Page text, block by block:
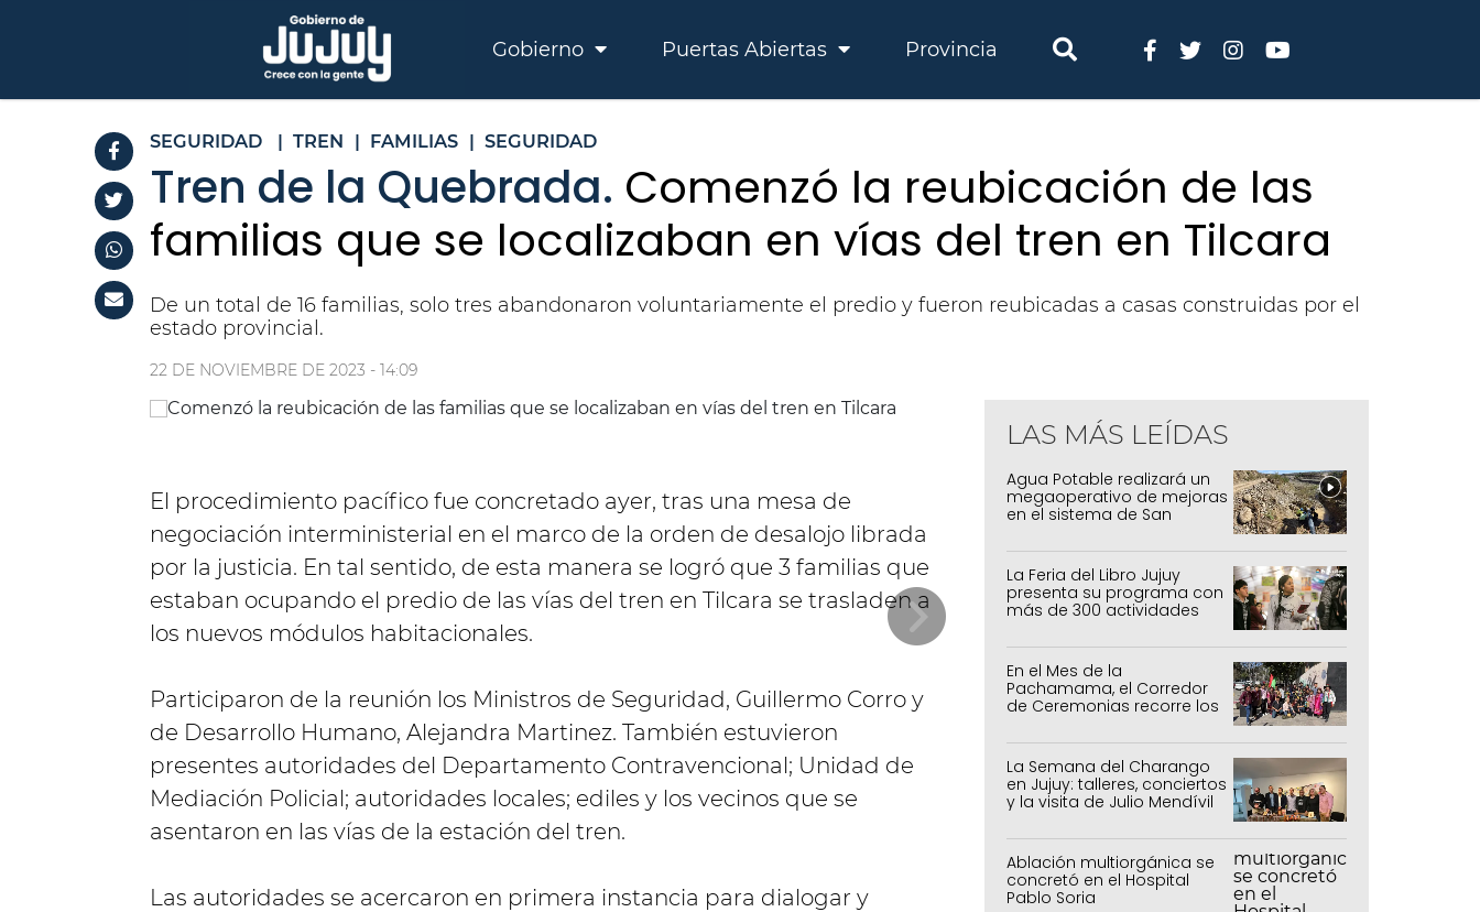
Gobierno Puertas Abiertas Provincia
SEGURIDAD | TREN | FAMILIAS | SEGURIDAD
Tren de la Quebrada. Comenzó la reubicación de las
familias que se localizaban en vías del tren en Tilcara
De un total de 16 familias, solo tres abandonaron voluntariamente el predio y fueron reubicadas a casas construidas por el
estado provincial.
22 DE NOVIEMBRE DE 2023 - 14:09
El procedimiento pacífico fue concretado ayer, tras una mesa de
negociación interministerial en el marco de la orden de desalojo librada
por la justicia. En tal sentido, de esta manera se logró que 3 familias que
estaban ocupando el predio de las vías del tren en Tilcara se trasladen a
los nuevos módulos habitacionales.
Participaron de la reunión los Ministros de Seguridad, Guillermo Corro y
de Desarrollo Humano, Alejandra Martinez. También estuvieron
presentes autoridades del Departamento Contravencional; Unidad de
Mediación Policial; autoridades locales; ediles y los vecinos que se
asentaron en las vías de la estación del tren.
Las autoridades se acercaron en primera instancia para dialogar y
LAS MÁS LEÍDAS
Agua Potable realizará un
megaoperativo de mejoras
en el sistema de San
La Feria del Libro Jujuy
presenta su programa con
más de 300 actividades
En el Mes de la
Pachamama, el Corredor
de Ceremonias recorre los
capital
La Semana del Charango
en Jujuy: talleres, conciertos
y la visita de Julio Mendívil
Ablación multiorgánica se
concretó en el Hospital
Pablo Soria